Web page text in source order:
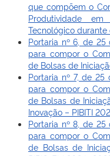
que compõem o
Produtividade
Tecnológico
Portaria nº 6, de
para compor o
de Bolsas de
Portaria nº 7, de
para compor o
de Bolsas de
Inovação – PIBITI
Portaria nº 8, de
para compor o
de Bolsas de